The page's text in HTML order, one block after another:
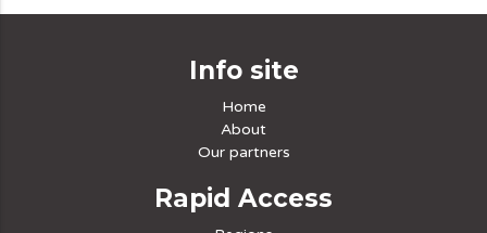
Info site
Home
About
Our partners
Rapid Access